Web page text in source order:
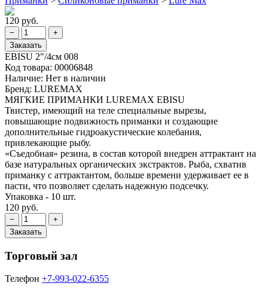
120 руб.
EBISU 2"/4см 008
Код товара: 00006848
Наличие: Нет в наличии
Бренд: LUREMAX
МЯГКИЕ ПРИМАНКИ LUREMAX EBISU
Твистер, имеющий на теле специальные вырезы,
повышающие подвижность приманки и создающие
дополнительные гидроакустические колебания,
привлекающие рыбу.
«Съедобная» резина, в состав которой внедрен аттрактант на
базе натуральных органических экстрактов. Рыба, схватив
приманку с аттрактантом, больше времени удерживает ее в
пасти, что позволяет сделать надежную подсечку.
Упаковка - 10 шт.
120 руб.
Торговый зал
Телефон +7-993-022-6355